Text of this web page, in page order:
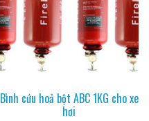
Bình cứu hoả bột ABC 1KG cho xe
hơi